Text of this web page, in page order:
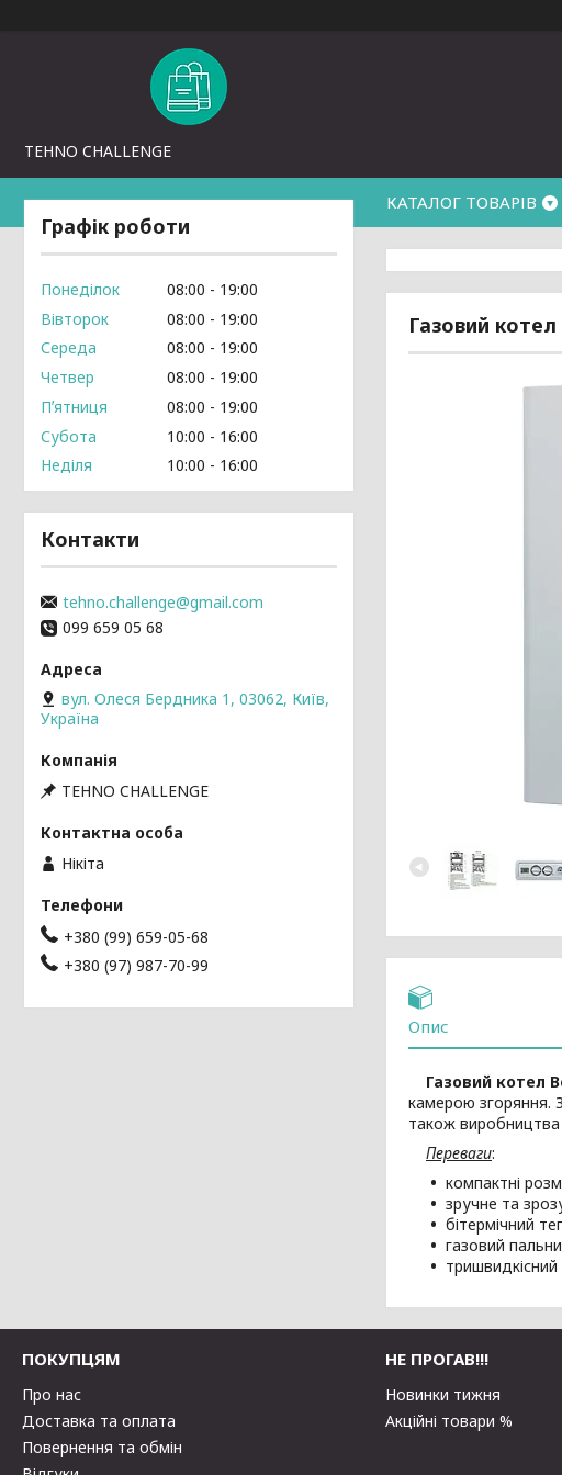
TEHNO CHALLENGE
КАТАЛОГ ТОВАРІВ
Газовий
Опис
Газовий котел
камерою згоряння.
також
Переваги:
компактні
зручне та
бітермічний
газовий
тришвидкісний
Графік роботи
Понеділок 08:00
19:00
Вівторок
08:00
19:00
Середа
08:00
19:00
Четвер
08:00
19:00
Пʼятниця
08:00
19:00
Субота
10:00
16:00
Неділя
10:00 16:00
Контакти
tehno.challenge@gmail.com
099 659 05 68
вул. Олеся Бердника 1, 03062, Київ,
Україна
TEHNO CHALLENGE
Нікіта
+380 (99) 659-05-68
+380 (97) 987-70-99
ПОКУПЦЯМ
Про нас
Доставка та оплата
Повернення та обмін
НЕ ПРОГАВ!!!
Новинки тижня
Акційні товари %